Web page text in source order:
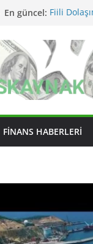
En güncel: Fiili
MSCI
BIST
BIST
Edilir?
FINANS HABERLERI